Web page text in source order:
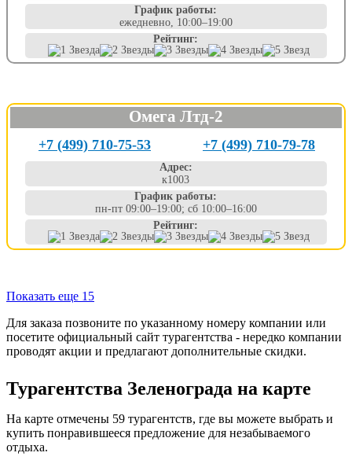
График работы:
ежедневно, 10:00–19:00
Рейтинг:
Омега Лтд-2
+7 (499) 710-75-53 +7 (499) 710-79-78
Адрес:
к1003
График работы:
пн-пт 09:00–19:00; сб 10:00–16:00
Рейтинг:
Показать еще 15
Для заказа позвоните по указанному номеру компании или
посетите официальный сайт турагентства - нередко компании
проводят акции и предлагают дополнительные скидки.
Турагентства Зеленограда на карте
На карте отмечены 59 турагентств, где вы можете выбрать и
купить понравившееся предложение для незабываемого
отдыха.